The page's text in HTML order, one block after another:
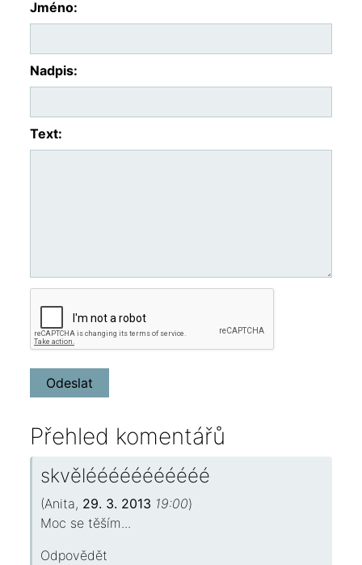
Jméno:
Nadpis:
Text:
Přehled komentářů
skvělééééééééééé
(Anita, 29. 3. 2013 19:00)
Moc se těším...
Odpovědět